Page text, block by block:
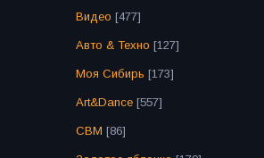
Видео [477]
Авто & Техно [127]
Моя Сибирь [173]
Art&Dance [557]
СВМ [86]